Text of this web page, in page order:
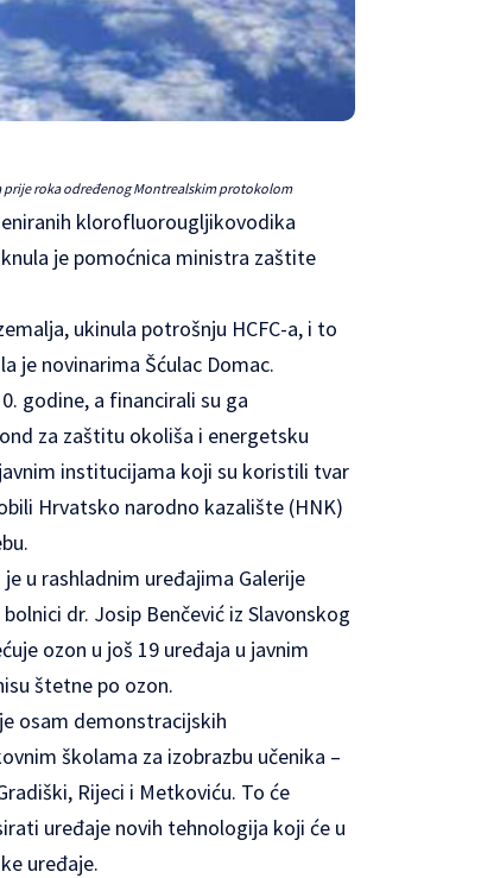
prije roka određenog Montrealskim protokolom
klorofluorougljikovodika
je pomoćnica ministra zaštite
ukinula potrošnju HCFC-a, i to
je novinarima Šćulac Domac.
godine, a financirali su ga
za zaštitu okoliša i energetsku
institucijama koji su koristili tvar
Hrvatsko narodno kazalište (HNK)
u rashladnim uređajima Galerije
dr. Josip Benčević iz Slavonskog
ozon u još 19 uređaja u javnim
štetne po ozon.
osam demonstracijskih
školama za izobrazbu učenika –
Rijeci i Metkoviću. To će
uređaje novih tehnologija koji će u
uređaje.